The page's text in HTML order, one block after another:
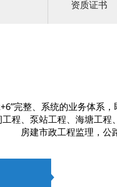
资质证书
完整、系统的业务体系
程、泵站工程、海塘工
房建市政工程监理，公